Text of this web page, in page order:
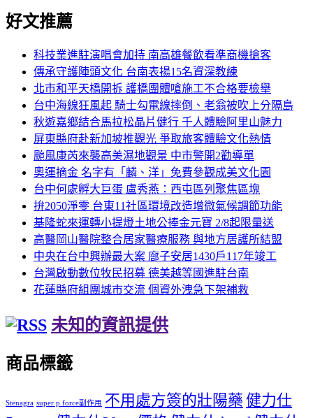
好文推薦
科技業進駐演唱會加持 南高雄餐飲看準商機搶客
傳承守護陣頭文化 台南表揚15名資深教練
北市和平天橋開拆 護橋團體嗆施工不合格要檢舉
台中海線狂風起 騎士勾電線摔倒、老翁被吹上分隔島
秋遊嘉鄉結合馬拉松晶片健行 千人體驗阿里山魅力
屏東縣府赴新加坡推觀光 爭取旅客體驗文化熱情
颱風康芮來襲高美濕地觀景 中市警開2勸導單
奧運摘金 名字有「麟、洋」免費參觀成美文化園
台中何處孵大巨蛋 盧秀燕：西屯區列聚焦區塊
拚2050淨零 台東11社區環境改造增微氣候調節功能
基隆蛇來運轉小提燈土地公捧金元寶 2/8起限量送
高醫岡山醫院整合居家醫療服務 與地方居護所結盟
中央在台中興辦最大案 廍子安居1430戶117年竣工
台灣啟動數位牧民招募 德美越等國進駐台南
花蓮縣府組團城市交流 個資外洩急下架補救
未知的資訊提供
商品標籤
Stenagra super p force副作用 不用處方簽的壯陽藥 健力仕